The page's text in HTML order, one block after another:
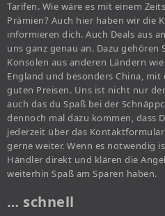
Tarifen. Wie wäre es mit einem
Prämien? Auch hier haben wir die
informieren dich. Auch Deals aus
uns ganz genau an. Dazu
Konsolen aus anderen Ländern
England und besonders China, mit
guten Preisen. Uns ist nicht nur
auch das du Spaß bei der
dennoch mal dazu kommen, dass
jederzeit über das
gerne weiter. Wenn es notwendig
Händler direkt und klären die
weiterhin Spaß am Sparen haben.
… schnell